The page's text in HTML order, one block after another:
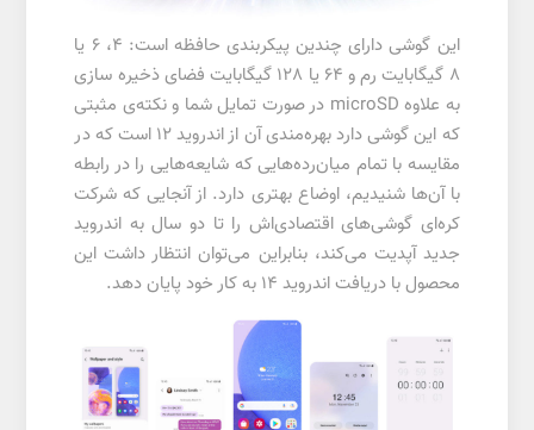
این گوشی دارای چندین پیکربندی حافظه است: 4، 6 یا
8 گیگابایت رم و 64 یا 128 گیگابایت فضای ذخیره سازی
به علاوه microSD در صورت تمایل شما و نکته‌ی مثبتی
که این گوشی دارد بهره‌مندی آن از اندروید ۱۲ است که در
مقایسه با تمام میان‌رده‌هایی که شایعه‌هایی را در رابطه
با آن‌ها شنیدیم، اوضاع بهتری دارد. از آنجایی که شرکت
کره‌ای گوشی‌های اقتصادی‌اش را تا دو سال به اندروید
جدید آپدیت می‌کند، بنابراین می‌توان انتظار داشت این
محصول با دریافت اندروید ۱۴ به کار خود پایان دهد.